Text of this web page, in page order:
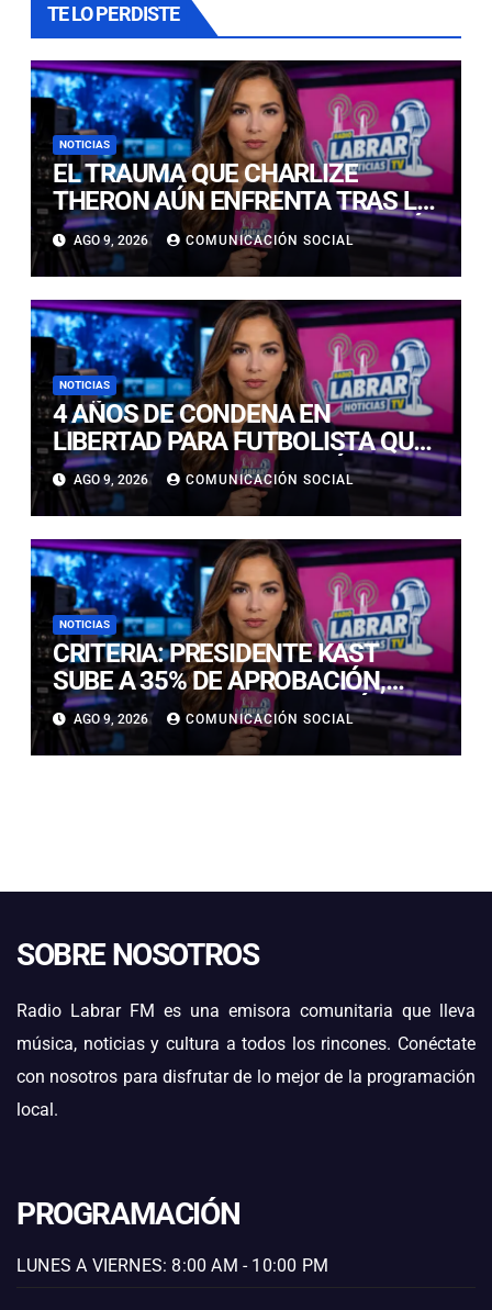
TE LO PERDISTE
NOTICIAS
EL TRAUMA QUE CHARLIZE
THERON AÚN ENFRENTA TRAS LA
NOCHE EN QUE SU MADRE MATÓ
A SU PADRE
AGO 9, 2026 COMUNICACIÓN SOCIAL
NOTICIAS
4 AÑOS DE CONDENA EN
LIBERTAD PARA FUTBOLISTA QUE
CONDUJO EBRIO Y CAUSÓ
MUERTE DE ISABELLA BELMAR
AGO 9, 2026 COMUNICACIÓN SOCIAL
NOTICIAS
CRITERIA: PRESIDENTE KAST
SUBE A 35% DE APROBACIÓN,
PERO AUMENTA PERCEPCIÓN DE
QUE CHILE RETROCEDE
AGO 9, 2026 COMUNICACIÓN SOCIAL
SOBRE NOSOTROS
Radio Labrar FM es una emisora comunitaria que lleva
música, noticias y cultura a todos los rincones. Conéctate
con nosotros para disfrutar de lo mejor de la programación
local.
PROGRAMACIÓN
LUNES A VIERNES: 8:00 AM - 10:00 PM